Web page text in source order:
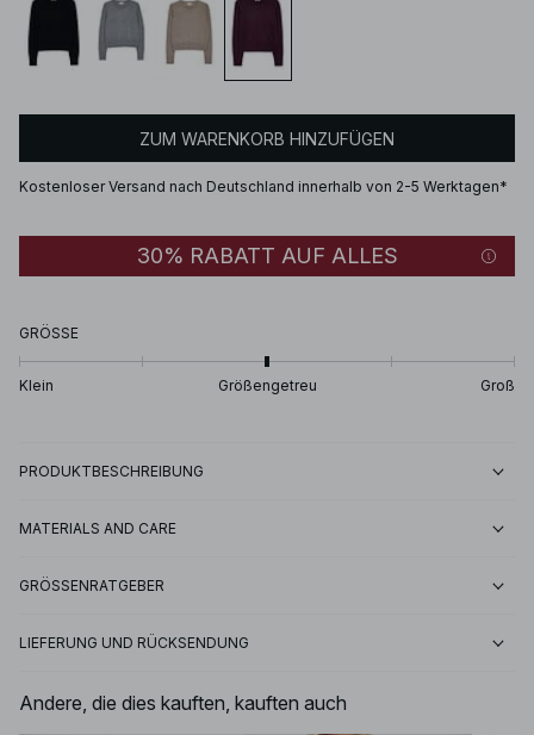
ZUM WARENKORB HINZUFÜGEN
Kostenloser Versand nach Deutschland innerhalb von 2-5 Werktagen*
30% RABATT AUF ALLES
GRÖSSE
Klein Größengetreu Groß
PRODUKTBESCHREIBUNG
MATERIALS AND CARE
GRÖSSENRATGEBER
LIEFERUNG UND RÜCKSENDUNG
Andere, die dies kauften, kauften auch